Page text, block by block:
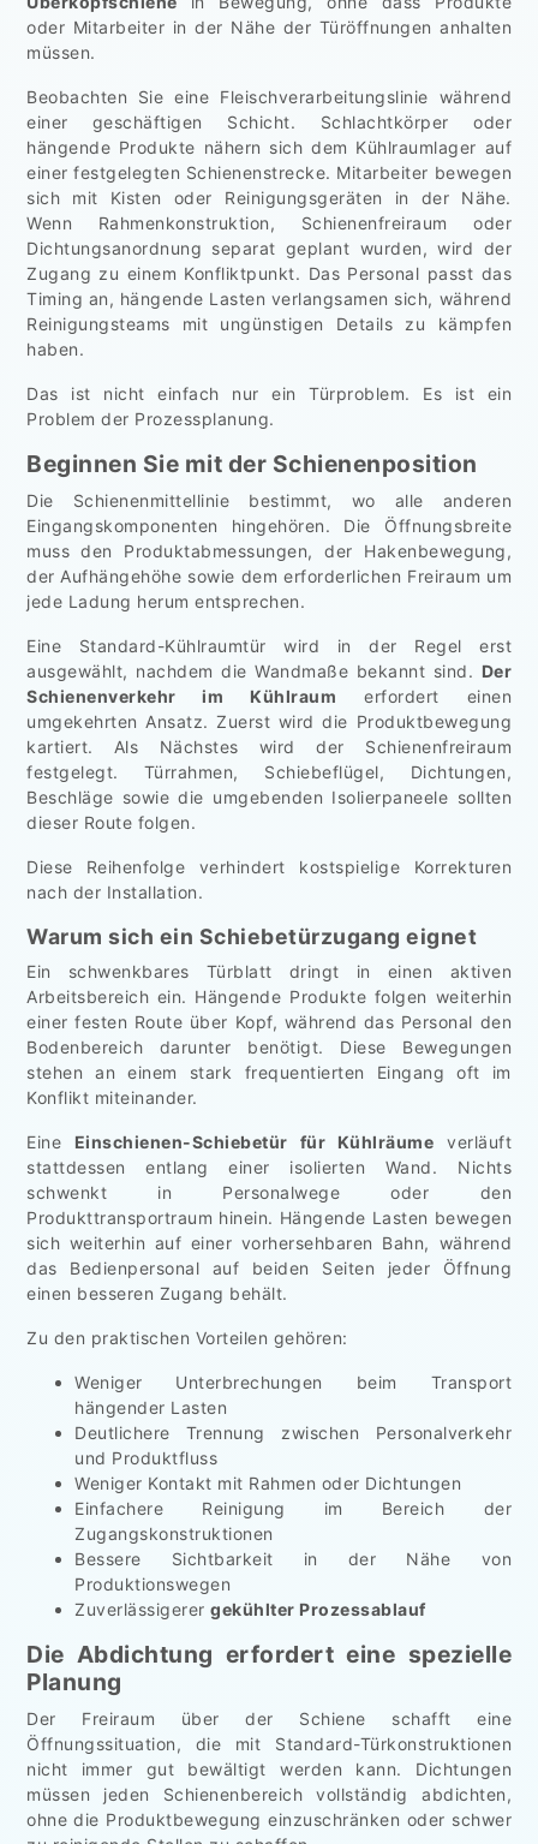
oder Mitarbeiter in der Nähe der Türöffnungen anhalten
müssen.
Beobachten Sie eine Fleischverarbeitungslinie während
einer geschäftigen Schicht. Schlachtkörper oder
hängende Produkte nähern sich dem Kühlraumlager auf
einer festgelegten Schienenstrecke. Mitarbeiter bewegen
sich mit Kisten oder Reinigungsgeräten in der Nähe.
Wenn Rahmenkonstruktion, Schienenfreiraum oder
Dichtungsanordnung separat geplant wurden, wird der
Zugang zu einem Konfliktpunkt. Das Personal passt das
Timing an, hängende Lasten verlangsamen sich, während
Reinigungsteams mit ungünstigen Details zu kämpfen
haben.
Das ist nicht einfach nur ein Türproblem. Es ist ein
Problem der Prozessplanung.
Beginnen Sie mit der Schienenposition
Die Schienenmittellinie bestimmt, wo alle anderen
Eingangskomponenten hingehören. Die Öffnungsbreite
muss den Produktabmessungen, der Hakenbewegung,
der Aufhängehöhe sowie dem erforderlichen Freiraum um
jede Ladung herum entsprechen.
Eine Standard-Kühlraumtür wird in der Regel erst
ausgewählt, nachdem die Wandmaße bekannt sind. Der
Schienenverkehr im Kühlraum erfordert einen
umgekehrten Ansatz. Zuerst wird die Produktbewegung
kartiert. Als Nächstes wird der Schienenfreiraum
festgelegt. Türrahmen, Schiebeflügel, Dichtungen,
Beschläge sowie die umgebenden Isolierpaneele sollten
dieser Route folgen.
Diese Reihenfolge verhindert kostspielige Korrekturen
nach der Installation.
Warum sich ein Schiebetürzugang eignet
Ein schwenkbares Türblatt dringt in einen aktiven
Arbeitsbereich ein. Hängende Produkte folgen weiterhin
einer festen Route über Kopf, während das Personal den
Bodenbereich darunter benötigt. Diese Bewegungen
stehen an einem stark frequentierten Eingang oft im
Konflikt miteinander.
Eine Einschienen-Schiebetür für Kühlräume verläuft
stattdessen entlang einer isolierten Wand. Nichts
schwenkt in Personalwege oder den
Produkttransportraum hinein. Hängende Lasten bewegen
sich weiterhin auf einer vorhersehbaren Bahn, während
das Bedienpersonal auf beiden Seiten jeder Öffnung
einen besseren Zugang behält.
Zu den praktischen Vorteilen gehören:
Weniger Unterbrechungen beim Transport
hängender Lasten
Deutlichere Trennung zwischen Personalverkehr
und Produktfluss
Weniger Kontakt mit Rahmen oder Dichtungen
Einfachere Reinigung im Bereich der
Zugangskonstruktionen
Bessere Sichtbarkeit in der Nähe von
Produktionswegen
Zuverlässigerer gekühlter Prozessablauf
Die Abdichtung erfordert eine spezielle
Planung
Der Freiraum über der Schiene schafft eine
Öffnungssituation, die mit Standard-Türkonstruktionen
nicht immer gut bewältigt werden kann. Dichtungen
müssen jeden Schienenbereich vollständig abdichten,
ohne die Produktbewegung einzuschränken oder schwer